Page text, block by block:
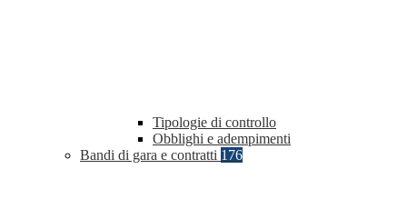
Tipologie di controllo
Obblighi e adempimenti
Bandi di gara e contratti 176